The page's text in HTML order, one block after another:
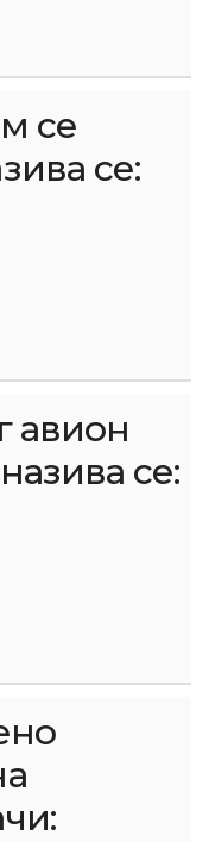
се
се:
авион
се: